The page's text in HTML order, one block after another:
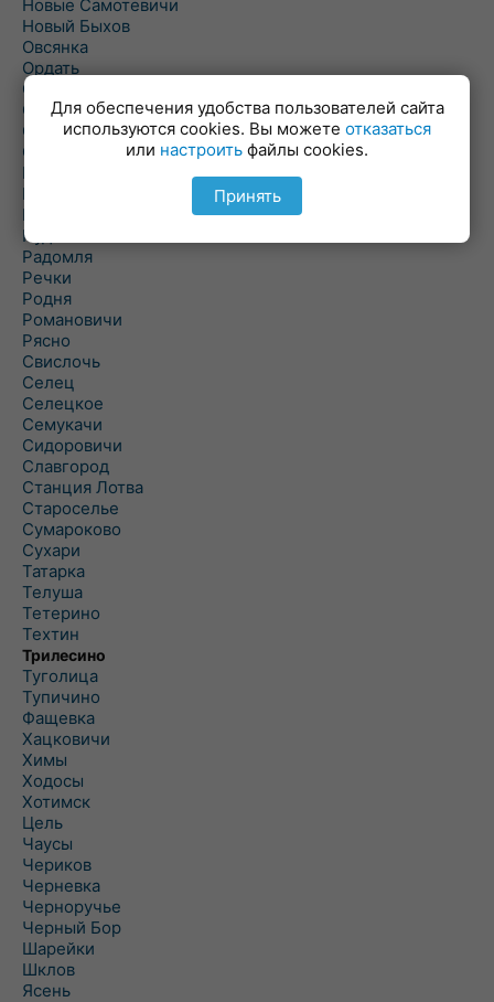
Новые Самотевичи
Новый Быхов
Овсянка
Ордать
Ореховка
Осиновка
Осиповичи
Осово
Павловичи
Паршино
Петуховка
Пудовня
Радомля
Речки
Родня
Романовичи
Рясно
Свислочь
Селец
Селецкое
Семукачи
Сидоровичи
Славгород
Станция Лотва
Староселье
Сумароково
Сухари
Татарка
Телуша
Тетерино
Техтин
Трилесино
Туголица
Тупичино
Фащевка
Хацковичи
Химы
Ходосы
Хотимск
Цель
Чаусы
Чериков
Черневка
Черноручье
Черный Бор
Шарейки
Шклов
Ясень
Для обеспечения удобства пользователей сайта
используются cookies. Вы можете отказаться
или настроить файлы cookies.
Принять